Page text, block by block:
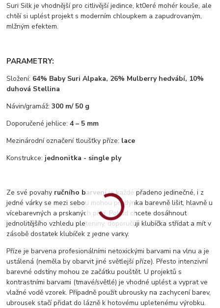
Suri Silk je vhodnější pro citlivější jedince, kt0eré mohér kouše, ale
chtěí si uplést projekt s moderním chloupkem a zapudrovaným,
mlžným efektem.
PARAMETRY:
Složení: 64% Baby Suri Alpaka, 26% Mulberry hedvábí, 10%
duhová Stellina
Návin/gramáž:300 m/ 50 g
Doporučené jehlice:4 – 5 mm
Mezinárodní označení tloušťky příze: lace
Konstrukce: jednonitka - single ply
Ze své povahy ručního barveníje každé přadeno jedinečné, i z
jedné várky se mezi sebou mohou přadýnka barevně lišit, hlavně u
vícebarevných a prskaných přízí. Pokud chcete dosáhnout
jednolitějšího vzhledu pleteniny, doporučuji klubíčka střídat a mít v
zásobě dostatek klubíček z jedné várky.
Příze je barvena profesionálními netoxickými barvami na vlnu a je
ustálená (neměla by obarvit jiné světlejší příze). Přesto intenzivní
barevné odstíny mohou ze začátku pouštět. U projektů s
kontrastními barvami (tmavé/světlé) je vhodné uplést a vyprat ve
vlažné vodě vzorek. Případně použít ubrousky na zachycení barev,
ubrousek stačí přidat do lázně k hotovému upletenému výrobku.